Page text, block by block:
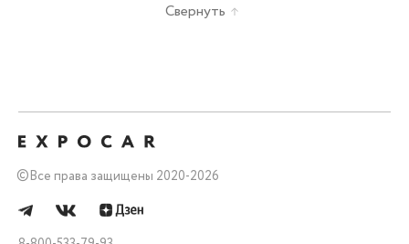
Свернуть
©Все права защищены 2020-2026